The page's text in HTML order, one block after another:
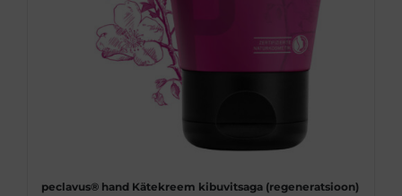
peclavus® hand Kätekreem kibuvitsaga (regeneratsioon)